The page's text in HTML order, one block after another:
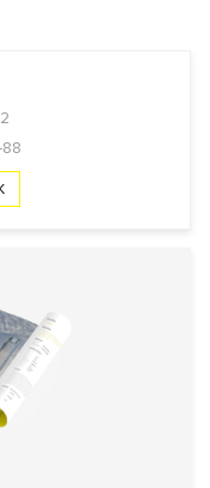
парковкой с
номеров
картам на
двор